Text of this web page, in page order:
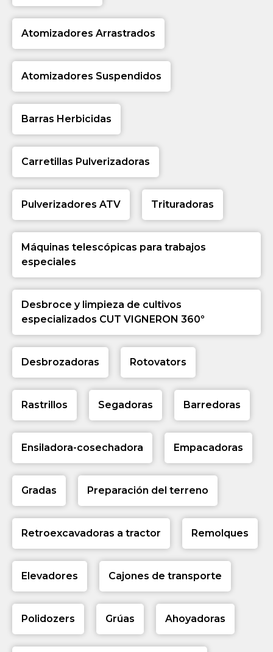
Atomizadores Arrastrados
Atomizadores Suspendidos
Barras Herbicidas
Carretillas Pulverizadoras
Pulverizadores ATV Trituradoras
Máquinas telescópicas para trabajos
especiales
Desbroce y limpieza de cultivos
especializados CUT VIGNERON 360º
Desbrozadoras Rotovators
Rastrillos Segadoras Barredoras
Ensiladora-cosechadora Empacadoras
Gradas Preparación del terreno
Retroexcavadoras a tractor Remolques
Elevadores Cajones de transporte
Polidozers Grúas Ahoyadoras